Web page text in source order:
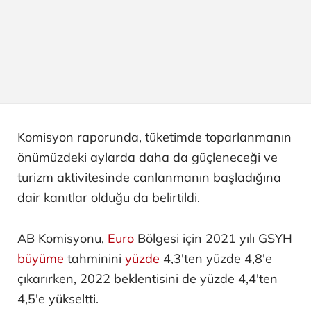
Komisyon raporunda, tüketimde toparlanmanın
önümüzdeki aylarda daha da güçleneceği ve
turizm aktivitesinde canlanmanın başladığına
dair kanıtlar olduğu da belirtildi.
AB Komisyonu, Euro Bölgesi için 2021 yılı GSYH
büyüme tahminini yüzde 4,3'ten yüzde 4,8'e
çıkarırken, 2022 beklentisini de yüzde 4,4'ten
4,5'e yükseltti.